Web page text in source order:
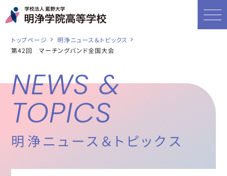
トップページ
明浄ニュース＆トピックス
第42回 マーチングバンド全国大会
NEWS &
TOPICS
明浄ニュース＆トピックス